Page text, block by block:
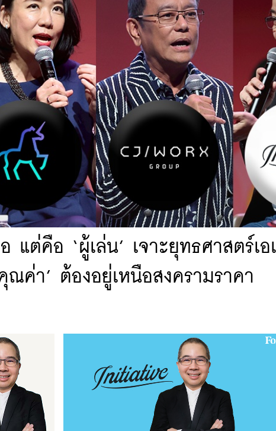
แต่คือ ‘ผู้เล่น’ เจาะยุทธศาสตร์เอ
ค่า’ ต้องอยู่เหนือสงครามราคา